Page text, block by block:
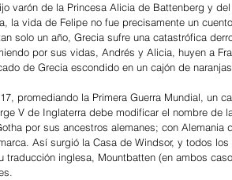
varón de la Princesa Alicia de Battenberg y
la vida de Felipe no fue precisamente un
solo un año, Grecia sufre una catastrófica
por sus vidas, Andrés y Alicia, huyen a
de Grecia escondido en un cajón de
promediando la Primera Guerra Mundial, un
V de Inglaterra debe modificar el nombre de
por sus ancestros alemanes; con Alemania
Así surgió la Casa de Windsor, y todos
traducción inglesa, Mountbatten (en ambos